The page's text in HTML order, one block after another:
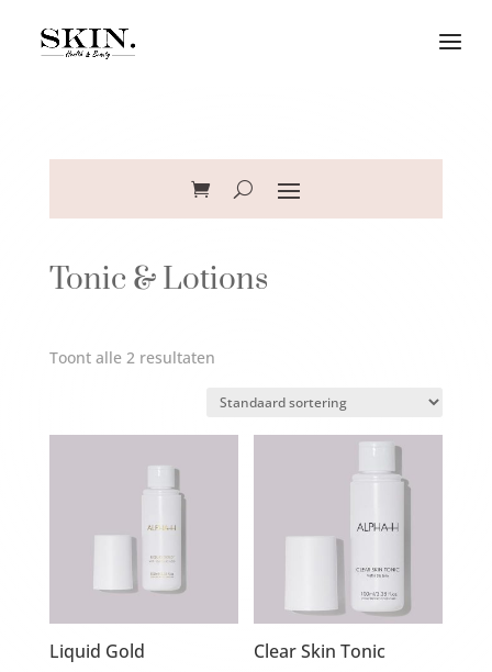
Tonic & Lotions
Toont alle 2 resultaten
Liquid Gold Clear Skin Tonic